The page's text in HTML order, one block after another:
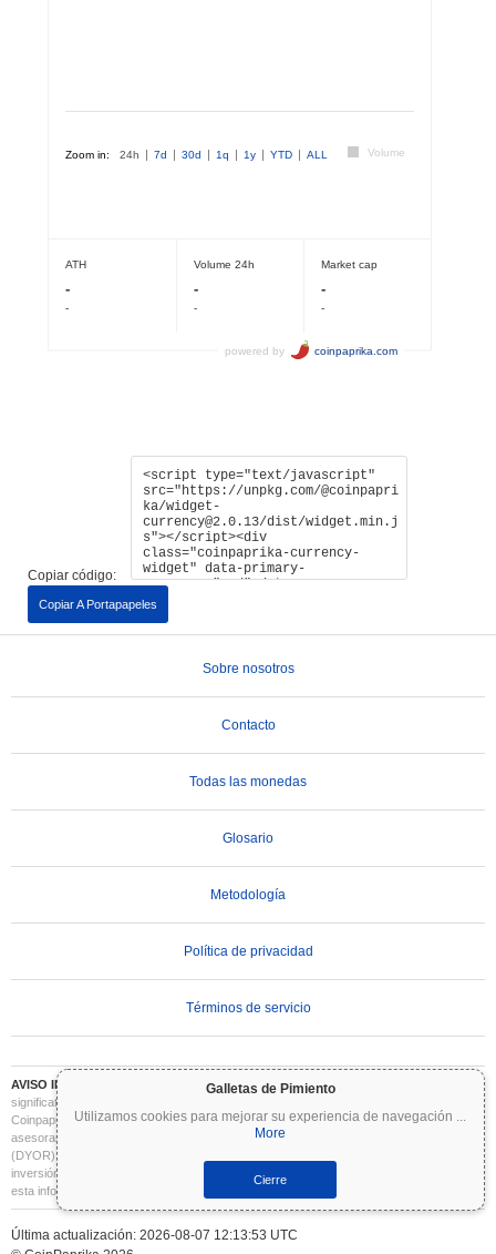
Galletas de Pimiento
Utilizamos cookies para mejorar su experiencia de navegación ...
More
Cierre
Copiar código:
Copiar A Portapapeles
Sobre nosotros
Contacto
Todas las monedas
Glosario
Metodología
Política de privacidad
Términos de servicio
AVISO IMPORTANTE:
Las criptomonedas son altamente volátiles e implican un riesgo
significativo. Puede perder parte o la totalidad de su inversión. Toda la información en
Coinpaprika se proporciona únicamente con fines informativos y no constituye
asesoramiento financiero o de inversión. Siempre realice su propia investigación
(DYOR) y consulte a un asesor financiero cualificado antes de tomar decisiones de
inversión. Coinpaprika no se hace responsable de las pérdidas derivadas del uso de
esta información.
Última actualización: 2026-08-07 12:13:53 UTC